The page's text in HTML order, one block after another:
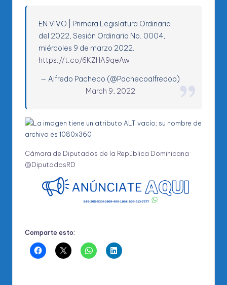
EN VIVO | Primera Legislatura Ordinaria
del 2022, Sesión Ordinaria No. 0004,
miércoles 9 de marzo 2022.
https://t.co/6KZHA9qeAw
— Alfredo Pacheco (@Pachecoalfredoo)
March 9, 2022
Cámara de Diputados de la República Dominicana
@DiputadosRD
Comparte esto: